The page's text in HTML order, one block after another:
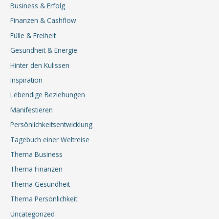
Business & Erfolg
Finanzen & Cashflow
Fülle & Freiheit
Gesundheit & Energie
Hinter den Kulissen
Inspiration
Lebendige Beziehungen
Manifestieren
Persönlichkeitsentwicklung
Tagebuch einer Weltreise
Thema Business
Thema Finanzen
Thema Gesundheit
Thema Persönlichkeit
Uncategorized